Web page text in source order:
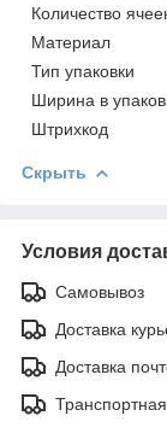
Количество
Материал
Тип упаковки
Ширинa в
Штрихкод
Скрыть
Условия
Самовывоз
Доставка
Доставка